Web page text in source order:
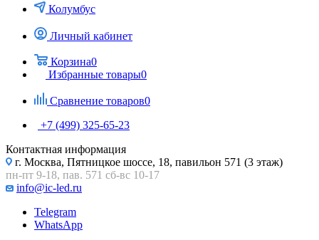
Колумбус
Личный кабинет
Корзина0
Избранные товары0
Сравнение товаров0
+7 (499) 325-65-23
Контактная информация
г. Москва, Пятницкое шоссе, 18, павильон 571 (3 этаж)
пн-пт 9-18, пав. 571 сб-вс 10-17
info@ic-led.ru
Telegram
WhatsApp